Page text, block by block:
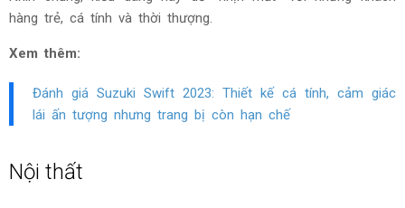
hàng trẻ, cá tính và thời thượng.
Xem thêm:
Đánh giá Suzuki Swift 2023: Thiết kế cá tính, cảm giác
lái ấn tượng nhưng trang bị còn hạn chế
Nội thất